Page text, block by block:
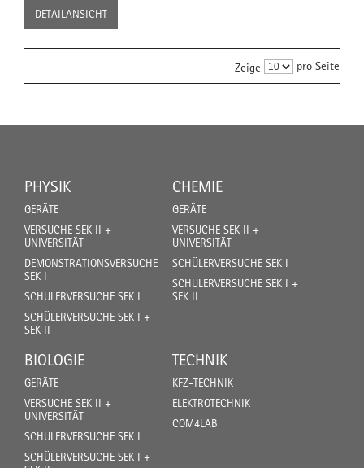
DETAILANSICHT
Zeige pro Seite
PHYSIK
GERÄTE
VERSUCHE SEK II +
UNIVERSITÄT
DEMONSTRATIONSVERSUCHE
SEK I
SCHÜLERVERSUCHE SEK I
SCHÜLERVERSUCHE SEK I +
SEK II
CHEMIE
GERÄTE
VERSUCHE SEK II +
UNIVERSITÄT
SCHÜLERVERSUCHE SEK I
SCHÜLERVERSUCHE SEK I +
SEK II
BIOLOGIE
GERÄTE
VERSUCHE SEK II +
UNIVERSITÄT
SCHÜLERVERSUCHE SEK I
SCHÜLERVERSUCHE SEK I +
TECHNIK
KFZ-TECHNIK
ELEKTROTECHNIK
COM4LAB